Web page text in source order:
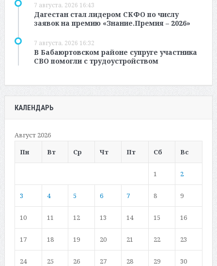
7 августа, 2026 16:43
Дагестан стал лидером СКФО по числу
заявок на премию «Знание.Премия – 2026»
7 августа, 2026 16:32
В Бабаюртовском районе супруге участника
СВО помогли с трудоустройством
КАЛЕНДАРЬ
Август 2026
Пн
Вт Ср Чт Пт Сб Вс
1 2
3 4 5 6 7 8 9
10 11 12 13 14 15 16
17 18 19 20 21 22 23
24 25 26 27 28 29 30